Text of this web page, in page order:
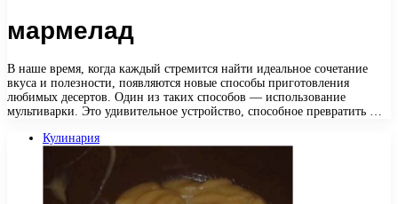
мармелад
В наше время, когда каждый стремится найти идеальное сочетание
вкуса и полезности, появляются новые способы приготовления
любимых десертов. Один из таких способов — использование
мультиварки. Это удивительное устройство, способное превратить …
Кулинария